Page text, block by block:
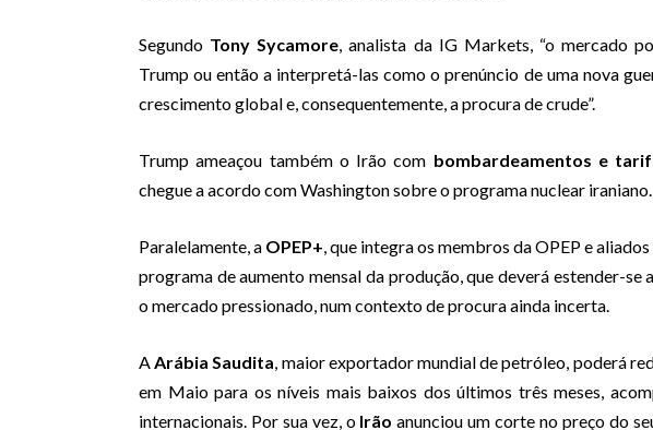
Segundo Tony Sycamore, analista da IG Markets, “o mercado
Trump ou então a interpretá-las como o prenúncio de uma nova
crescimento global e, consequentemente, a procura de crude”.
Trump ameaçou também o Irão com bombardeamentos e
chegue a acordo com Washington sobre o programa nuclear iraniano.
Paralelamente, a OPEP+, que integra os membros da OPEP e
programa de aumento mensal da produção, que deverá estender-se
o mercado pressionado, num contexto de procura ainda incerta.
AArábia Saudita, maior exportador mundial de petróleo, poderá
em Maio para os níveis mais baixos dos últimos três meses,
internacionais. Por sua vez, o Irão anunciou um corte no preço do